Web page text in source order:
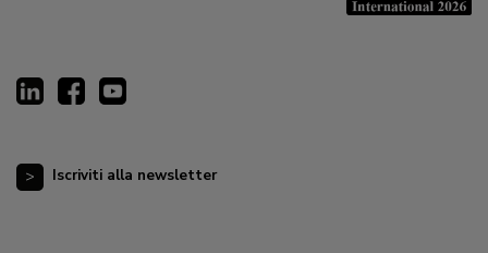
Iscriviti alla newsletter